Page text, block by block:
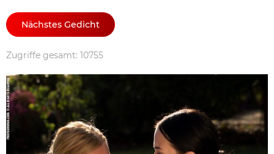
Nächstes Gedicht
Zugriffe gesamt: 10755